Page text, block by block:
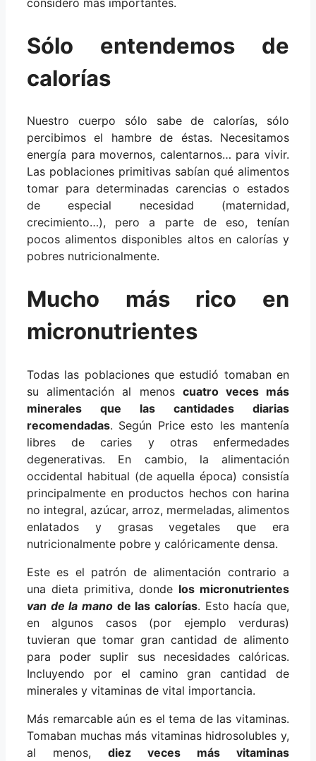
Sólo entendemos de
calorías
Nuestro cuerpo sólo sabe de calorías, sólo
percibimos el hambre de éstas. Necesitamos
energía para movernos, calentarnos… para vivir.
Las poblaciones primitivas sabían qué alimentos
tomar para determinadas carencias o estados
de especial necesidad (maternidad,
crecimiento…), pero a parte de eso, tenían
pocos alimentos disponibles altos en calorías y
pobres nutricionalmente.
Mucho más rico en
micronutrientes
Todas las poblaciones que estudió tomaban en
su alimentación al menos cuatro veces más
minerales que las cantidades diarias
recomendadas. Según Price esto les mantenía
libres de caries y otras enfermedades
degenerativas. En cambio, la alimentación
occidental habitual (de aquella época) consistía
principalmente en productos hechos con harina
no integral, azúcar, arroz, mermeladas, alimentos
enlatados y grasas vegetales que era
nutricionalmente pobre y calóricamente densa.
Este es el patrón de alimentación contrario a
una dieta primitiva, donde los micronutrientes
van de la mano de las calorías. Esto hacía que,
en algunos casos (por ejemplo verduras)
tuvieran que tomar gran cantidad de alimento
para poder suplir sus necesidades calóricas.
Incluyendo por el camino gran cantidad de
minerales y vitaminas de vital importancia.
Más remarcable aún es el tema de las vitaminas.
Tomaban muchas más vitaminas hidrosolubles y,
al menos, diez veces más vitaminas